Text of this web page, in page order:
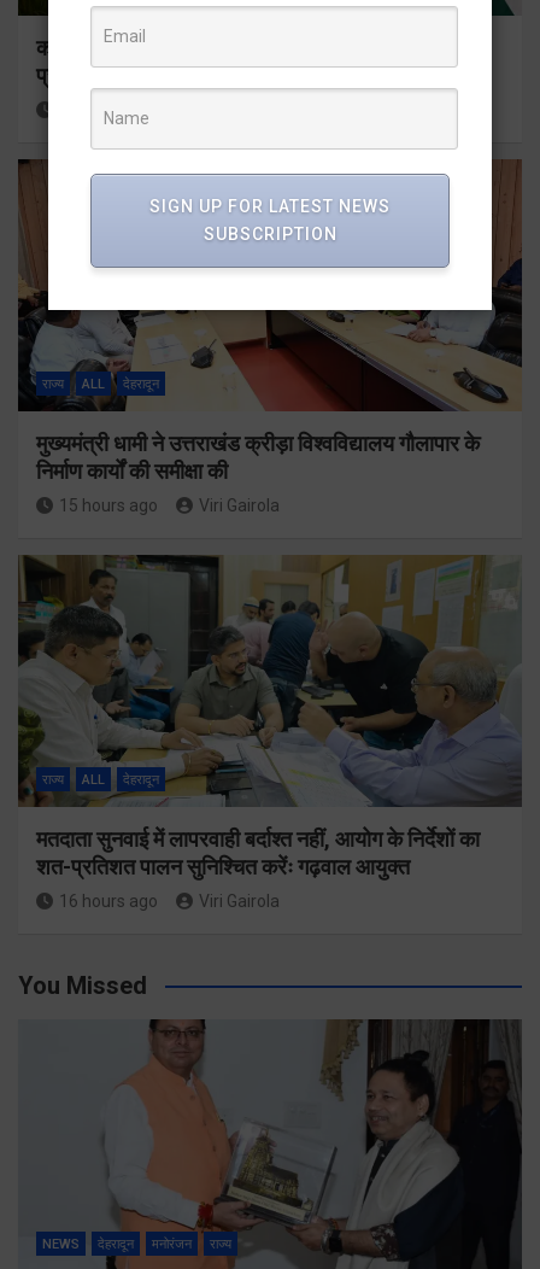
कॉमनवेल्थ गेम्स 2026 के उत्तराखंड के पदक विजेताओं और
प्रशिक्षकों को मुख्यमंत्री धामी ने किया सम्मानित
15 hours ago
राज्य ALL देहरादून
मुख्यमंत्री धामी ने उत्तराखंड क्रीड़ा विश्वविद्यालय गौलापार के
निर्माण कार्यों की समीक्षा की
15 hours ago Viri Gairola
राज्य ALL देहरादून
मतदाता सुनवाई में लापरवाही बर्दाश्त नहीं, आयोग के निर्देशों का
शत-प्रतिशत पालन सुनिश्चित करेंः गढ़वाल आयुक्त
16 hours ago Viri Gairola
You Missed
NEWS देहरादून मनोरंजन राज्य
SIGN UP FOR LATEST NEWS
SUBSCRIPTION